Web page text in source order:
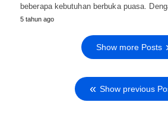
beberapa kebutuhan berbuka puasa.
5 tahun ago
Show more Posts
Show previous